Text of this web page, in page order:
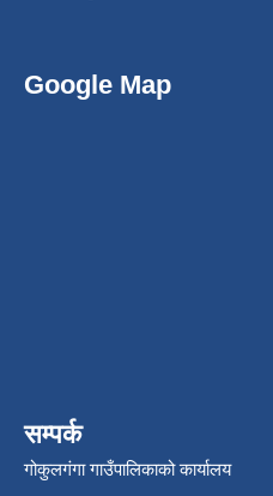
Google Map
सम्पर्क
गोकुलगंगा गाउँपालिकाको कार्यालय